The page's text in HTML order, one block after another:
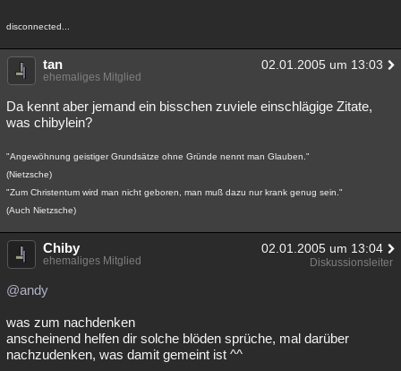
disconnected...
tan 02.01.2005 um 13:03
ehemaliges Mitglied
Da kennt aber jemand ein bisschen zuviele einschlägige Zitate,
was chibylein?
"Angewöhnung geistiger Grundsätze ohne Gründe nennt man Glauben."
(Nietzsche)
"Zum Christentum wird man nicht geboren, man muß dazu nur krank genug sein."
(Auch Nietzsche)
Chiby 02.01.2005 um 13:04
ehemaliges Mitglied Diskussionsleiter
@andy
was zum nachdenken
anscheinend helfen dir solche blöden sprüche, mal darüber
nachzudenken, was damit gemeint ist ^^